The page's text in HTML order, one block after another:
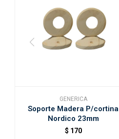
GENERICA
Soporte Madera P/cortina
Nordico 23mm
$ 170